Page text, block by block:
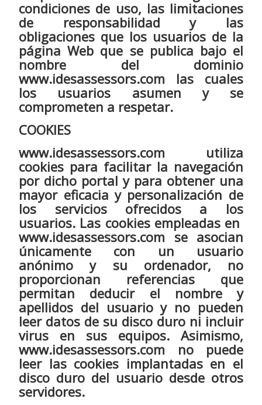
condiciones de uso, las limitaciones
de responsabilidad y las
obligaciones que los usuarios de la
página Web que se publica bajo el
nombre del dominio
www.idesassessors.com las cuales
los usuarios asumen y se
comprometen a respetar.
COOKIES
www.idesassessors.com utiliza
cookies para facilitar la navegación
por dicho portal y para obtener una
mayor eficacia y personalización de
los servicios ofrecidos a los
usuarios. Las cookies empleadas en
www.idesassessors.com se asocian
únicamente con un usuario
anónimo y su ordenador, no
proporcionan referencias que
permitan deducir el nombre y
apellidos del usuario y no pueden
leer datos de su disco duro ni incluir
virus en sus equipos. Asimismo,
www.idesassessors.com no puede
leer las cookies implantadas en el
disco duro del usuario desde otros
servidores.